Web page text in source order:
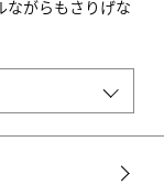
ながらもさりげな